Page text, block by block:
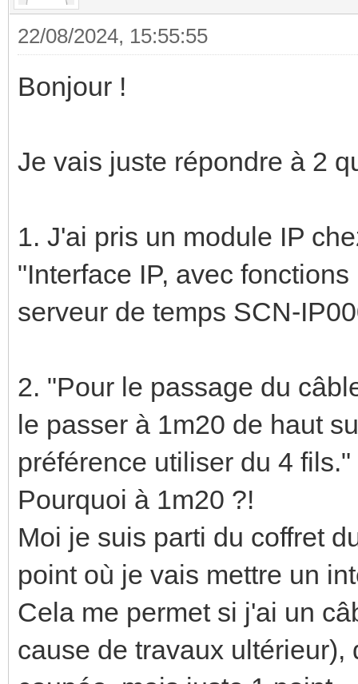
22/08/2024, 15:55:55
Bonjour !
Je vais juste répondre à 2
1. J'ai pris un module IP
"Interface IP, avec
serveur de temps SCN-
2. "Pour le passage du
le passer à 1m20 de haut
préférence utiliser du 4 fils."
Pourquoi à 1m20 ?!
Moi je suis parti du coffret
point où je vais mettre un
Cela me permet si j'ai un
cause de travaux